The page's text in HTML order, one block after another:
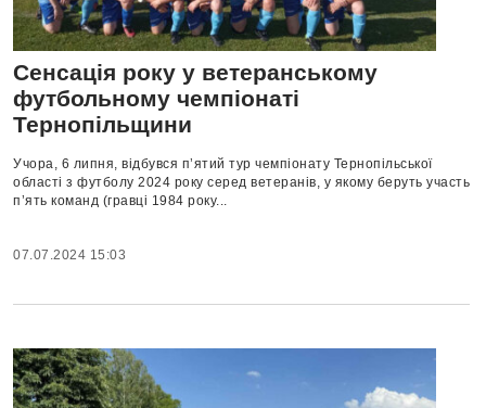
Сенсація року у ветеранському
футбольному чемпіонаті
Тернопільщини
Учора, 6 липня, відбувся п’ятий тур чемпіонату Тернопільської
області з футболу 2024 року серед ветеранів, у якому беруть участь
п’ять команд (гравці 1984 року...
07.07.2024 15:03